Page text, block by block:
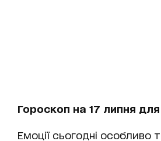
Гороскоп на 17 липня
Емоції сьогодні особливо